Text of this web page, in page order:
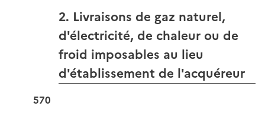
2. Livraisons de gaz naturel,
d'électricité, de chaleur ou de
froid imposables au lieu
d'établissement de l'acquéreur
570